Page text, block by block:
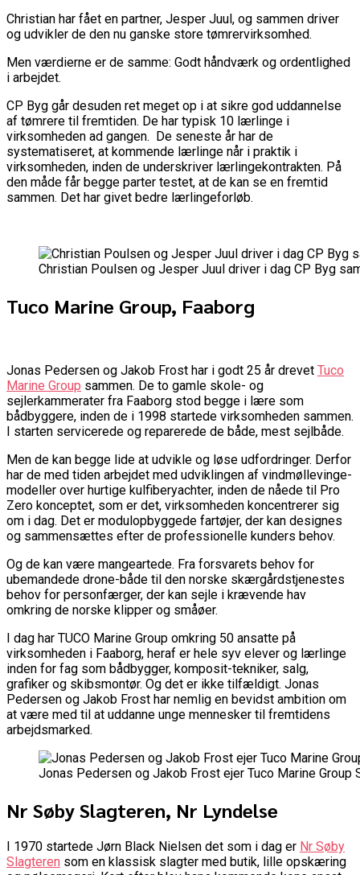
Christian har fået en partner, Jesper Juul, og sammen driver
og udvikler de den nu ganske store tømrervirksomhed.
Men værdierne er de samme: Godt håndværk og ordentlighed
i arbejdet.
CP Byg går desuden ret meget op i at sikre god uddannelse
af tømrere til fremtiden. De har typisk 10 lærlinge i
virksomheden ad gangen. De seneste år har de
systematiseret, at kommende lærlinge når i praktik i
virksomheden, inden de underskriver lærlingekontrakten. På
den måde får begge parter testet, at de kan se en fremtid
sammen. Det har givet bedre lærlingeforløb.
Christian Poulsen og Jesper Juul driver i dag CP Byg
Tuco Marine Group, Faaborg
Jonas Pedersen og Jakob Frost har i godt 25 år drevet Tuco
Marine Group sammen. De to gamle skole- og
sejlerkammerater fra Faaborg stod begge i lære som
bådbyggere, inden de i 1998 startede virksomheden sammen.
I starten servicerede og reparerede de både, mest sejlbåde.
Men de kan begge lide at udvikle og løse udfordringer. Derfor
har de med tiden arbejdet med udviklingen af vindmøllevinge-
modeller over hurtige kulfiberyachter, inden de nåede til Pro
Zero konceptet, som er det, virksomheden koncentrerer sig
om i dag. Det er modulopbyggede fartøjer, der kan designes
og sammensættes efter de professionelle kunders behov.
Og de kan være mangeartede. Fra forsvarets behov for
ubemandede drone-både til den norske skærgårdstjenestes
behov for personfærger, der kan sejle i krævende hav
omkring de norske klipper og småøer.
I dag har TUCO Marine Group omkring 50 ansatte på
virksomheden i Faaborg, heraf er hele syv elever og lærlinge
inden for fag som bådbygger, komposit-tekniker, salg,
grafiker og skibsmontør. Og det er ikke tilfældigt. Jonas
Pedersen og Jakob Frost har nemlig en bevidst ambition om
at være med til at uddanne unge mennesker til fremtidens
arbejdsmarked.
Jonas Pedersen og Jakob Frost ejer Tuco Marine Group
Nr Søby Slagteren, Nr Lyndelse
I 1970 startede Jørn Black Nielsen det som i dag er Nr Søby
Slagteren som en klassisk slagter med butik, lille opskæring